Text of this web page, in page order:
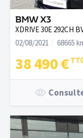
BMW X3
XDRIVE 30E 292CH
02/08/2021
68665
38 490 €